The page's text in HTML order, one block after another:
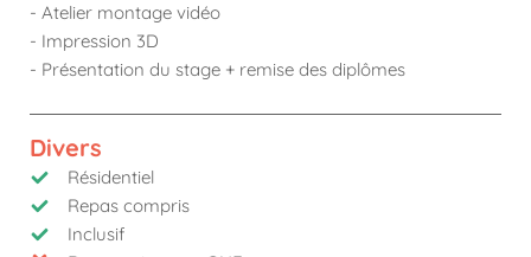
- Atelier montage vidéo
- Impression 3D
- Présentation du stage + remise des diplômes
Divers
Résidentiel
Repas compris
Inclusif